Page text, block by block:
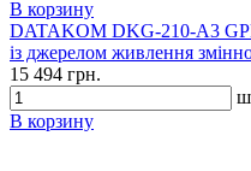
В корзину
DATAKOM DKG-210-A3
із джерелом живлення
15 494 грн.
В корзину